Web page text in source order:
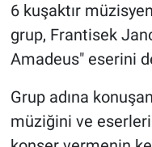
6 kuşaktır
grup, Frantisek
Amadeus" eserini
Grup adına
müziğini ve